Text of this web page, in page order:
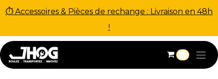
⏱ Accessoires & Pièces de rechange : Livraison en 48h
!
Se rendre au contenu
0